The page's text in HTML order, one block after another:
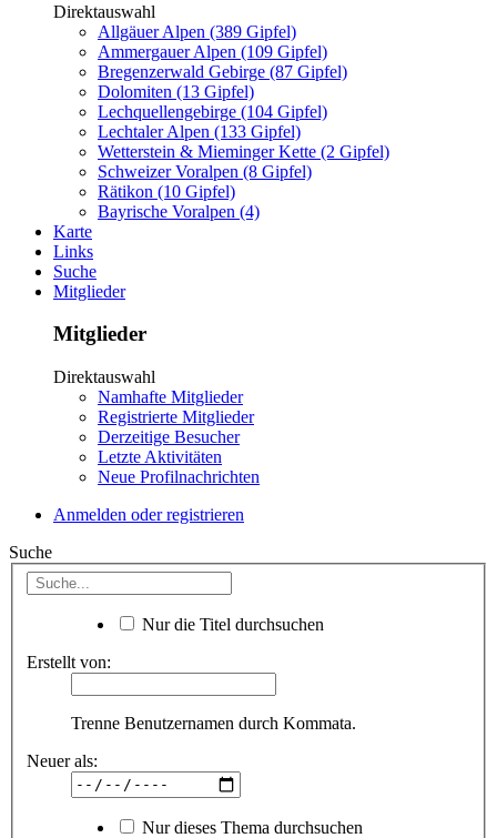
Direktauswahl
Allgäuer Alpen (389 Gipfel)
Ammergauer Alpen (109 Gipfel)
Bregenzerwald Gebirge (87 Gipfel)
Dolomiten (13 Gipfel)
Lechquellengebirge (104 Gipfel)
Lechtaler Alpen (133 Gipfel)
Wetterstein & Mieminger Kette (2 Gipfel)
Schweizer Voralpen (8 Gipfel)
Rätikon (10 Gipfel)
Bayrische Voralpen (4)
Karte
Links
Suche
Mitglieder
Mitglieder
Direktauswahl
Namhafte Mitglieder
Registrierte Mitglieder
Derzeitige Besucher
Letzte Aktivitäten
Neue Profilnachrichten
Anmelden oder registrieren
Suche
Nur die Titel durchsuchen
Erstellt von:
Trenne Benutzernamen durch Kommata.
Neuer als:
Nur dieses Thema durchsuchen